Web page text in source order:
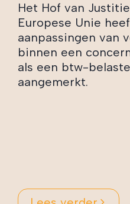
Het Hof van
Europese Unie
aanpassingen van
binnen een
als een btw-
aangemerkt.